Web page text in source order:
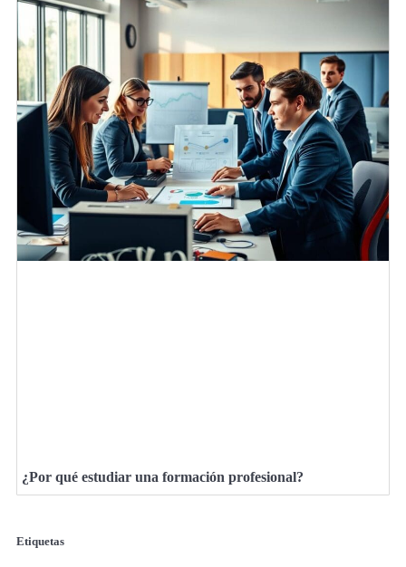
¿Por qué estudiar una formación profesional?
Etiquetas